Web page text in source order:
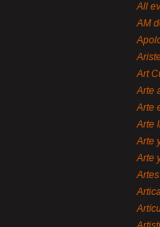
All
AM
Art
Arte
Arte
Arte
Arte
Arte